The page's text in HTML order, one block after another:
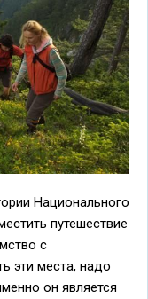
Национального
путешествие
с
эти места, надо
он является